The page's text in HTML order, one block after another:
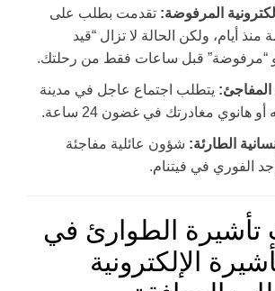
المرفوضة: تقدمت بطلب على
منذ أيام، ولكن الحالة لا تزال “قيد
أو “مرفوضة” قبل ساعات فقط من رحلتك.
يتطلب اجتماع عاجل في مدينة
هانوي مغادرتك في غضون 24 ساعة.
الطارئة: شؤون عائلية مفاجئة
الفوري في فيتنام.
تأشيرة الطوارئ في
التأشيرة الإلكترونية